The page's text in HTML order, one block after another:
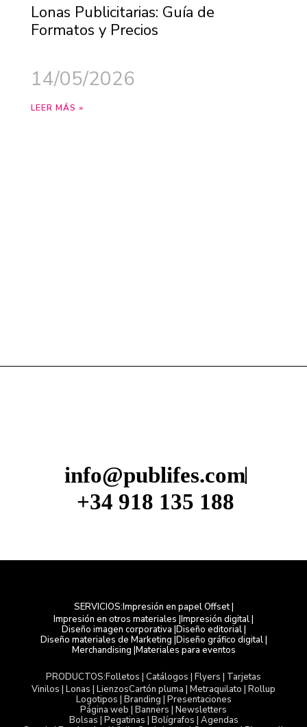
Lonas Publicitarias: Guía de
Formatos y Precios
14/05/2026
LEER MÁS »
info@publifes.com
+34 918 135 188
SERVICIOS:Impresión en papel Offset |
Impresión en otros materiales |Impresión digital |
Diseño imagen corporativa |Diseño editorial |
Diseño materiales de Marketing |Diseño gráfico digital |
Merchandising |Materiales para eventos
PRODUCTOS:Folletos | Catálogos | Flyers | Tarjetas
Vinilos | Lonas | LienzosCartón pluma | Metraquilato | Rollup
Logotipos | Branding | Presentaciones
Página web | Banners | Newsletters
Bolsas | Pegatinas | Bolígrafos | Agendas